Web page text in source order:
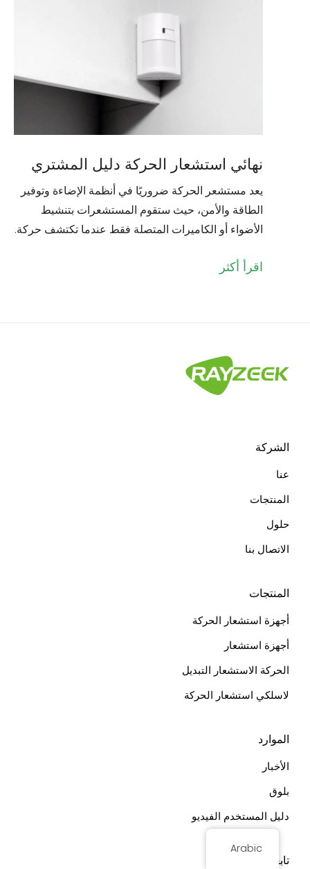
نهائي استشعار الحركة دليل المشتري
يعد مستشعر الحركة ضروريًا في أنظمة الإضاءة وتوفير
الطاقة والأمن، حيث ستقوم المستشعرات بتنشيط
الأضواء أو الكاميرات المتصلة فقط عندما تكتشف حركة.
اقرأ أكثر
الشركة
عنا
المنتجات
حلول
الاتصال بنا
المنتجات
أجهزة استشعار الحركة
أجهزة استشعار
الحركة الاستشعار التبديل
لاسلكي استشعار الحركة
الموارد
الأخبار
بلوق
دليل المستخدم الفيديو
تابعونا
Arabic